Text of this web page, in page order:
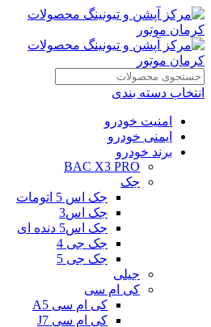
انتخاب دسته بندی
امنیت خودرو
ایمنی خودرو
برند خودرو
BAC X3 PRO
جک
جک اس 5 اتومات
جک اس3
جک اس5 دنده ای
جک جی 4
جک جی 5
جیلی
کی ام سی
کی ام سی A5
کی ام سی J7